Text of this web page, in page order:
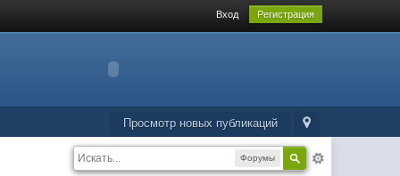
Вход Регистрация
Просмотр новых публикаций
Форумы